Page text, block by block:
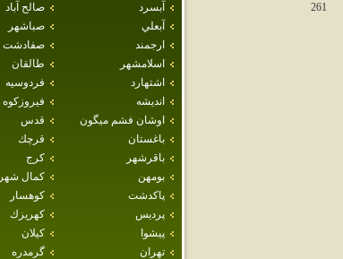
آبسرد
صالح آباد
آبعلي
صباشهر
ارجمند
صفادشت
اسلامشهر
طالقان
اشتهارد
فردوسيه
انديشه
فيروزكوه
اوشان فشم ميگون
قدس
باغستان
قرچك
باقرشهر
كرج
بومهن
كمال شهر
پاكدشت
كوهسار
پرديس
كهريزك
پيشوا
كيلان
تهران
گرمدره
261